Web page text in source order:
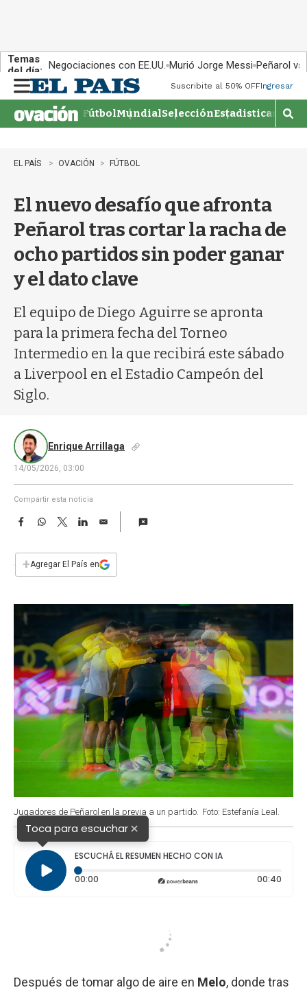
Temas
del día: Negociaciones con EE.UU. Murió Jorge Messi Peñarol
n
u
Suscribite al 50% OFFIngresar
FútbolMundialSelecciónEstadisticas
M
o
EL PAÍS OVACIÓN FÚTBOL
El nuevo desafío que afronta
Peñarol tras cortar la racha de
ocho partidos sin poder ganar
y el dato clave
El equipo de Diego Aguirre se apronta
para la primera fecha del Torneo
Intermedio en la que recibirá este sábado
a Liverpool en el Estadio Campeón del
Siglo.
Enrique Arrillaga
14/05/2026, 03:00
Compartir esta noticia
F
e
b
k
W
s
p
T
w
t
L
E
i
l
+Agregar El País en
Jugadores de Peñarol en la previa a un partido. Foto: Estefanía Leal.
Toca para escuchar×
ESCUCHÁ EL RESUMEN HECHO CON IA
00:00 Tiempo transcurrido: 0 segundos 00:40
Después de tomar algo de aire en Melo, donde tras